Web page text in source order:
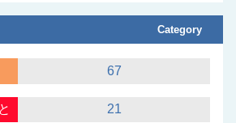
Category
67
21